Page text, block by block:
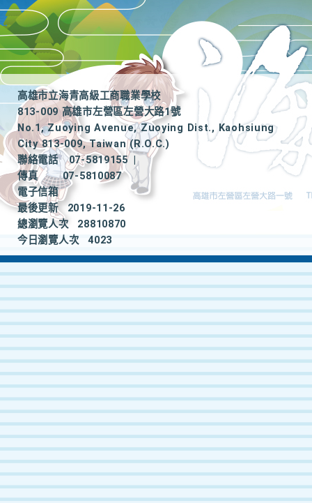
高雄市立海青高級工商職業學校
813-009 高雄市左營區左營大路1號
No.1, Zuoying Avenue, Zuoying Dist., Kaohsiung
City 813-009, Taiwan (R.O.C.)
聯絡電話
07-5819155
|
傳真
07-5810087
電子信箱
最後更新
2019-11-26
總瀏覽人次
28810870
今日瀏覽人次
4023